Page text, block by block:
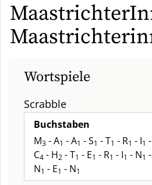
Wortspiele
Scrabble
Buchstaben
M3 - A1 - A1 - S1 - T1 - R1 - I1 -
C4 - H2 - T1 - E1 - R1 - I1 - N1 -
N1 - E1 - N1